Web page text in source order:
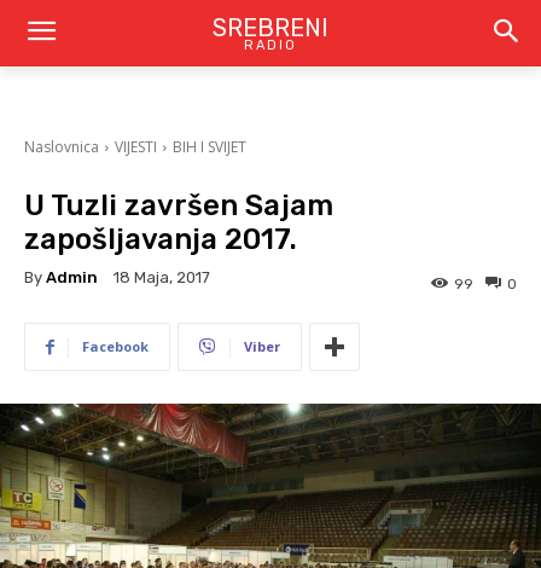
SREBRENI
RADIO
Naslovnica VIJESTI BIH I SVIJET
U Tuzli završen Sajam
zapošljavanja 2017.
By Admin 18 Maja, 2017 0
99
Facebook Viber